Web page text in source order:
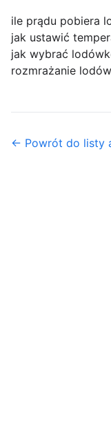
ile prądu pobiera
jak ustawić
jak wybrać
rozmrażanie
← Powrót do listy